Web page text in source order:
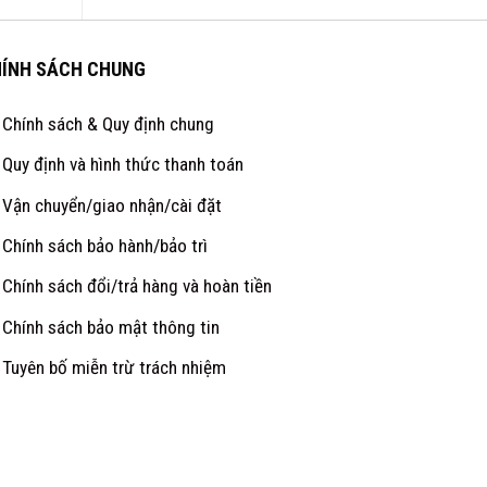
SÁCH CHUNG
Chính sách & Quy định chung
Quy định và hình thức thanh toán
Vận chuyển/giao nhận/cài đặt
Chính sách bảo hành/bảo trì
Chính sách đổi/trả hàng và hoàn tiền
Chính sách bảo mật thông tin
Tuyên bố miễn trừ trách nhiệm